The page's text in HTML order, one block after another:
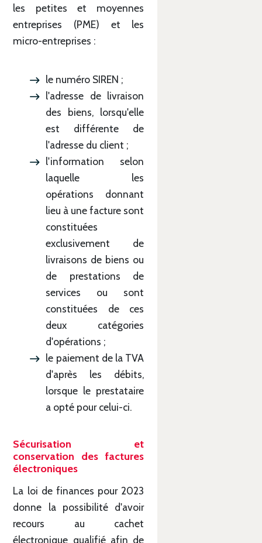
les petites et moyennes
entreprises (PME) et les
micro-entreprises :
le numéro SIREN ;
l'adresse de livraison
des biens, lorsqu'elle
est différente de
l'adresse du client ;
l'information selon
laquelle les
opérations donnant
lieu à une facture sont
constituées
exclusivement de
livraisons de biens ou
de prestations de
services ou sont
constituées de ces
deux catégories
d'opérations ;
le paiement de la TVA
d'après les débits,
lorsque le prestataire
a opté pour celui-ci.
Sécurisation et
conservation des factures
électroniques
La loi de finances pour 2023
donne la possibilité d'avoir
recours au cachet
électronique qualifié afin de